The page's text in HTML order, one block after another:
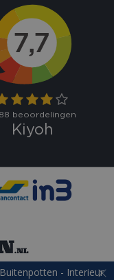
- Interieur
Overzicht